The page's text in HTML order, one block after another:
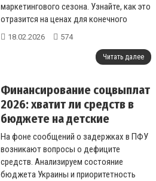
маркетингового сезона. Узнайте, как это
отразится на ценах для конечного
потребителя....
18.02.2026 574
Читать далее
Финансирование соцвыплат
2026: хватит ли средств в
бюджете на детские
пособия?
На фоне сообщений о задержках в ПФУ
возникают вопросы о дефиците
средств. Анализируем состояние
бюджета Украины и приоритетность